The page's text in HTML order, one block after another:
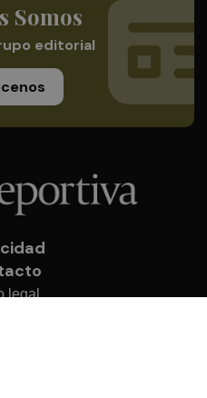
Somos
editorial
legal